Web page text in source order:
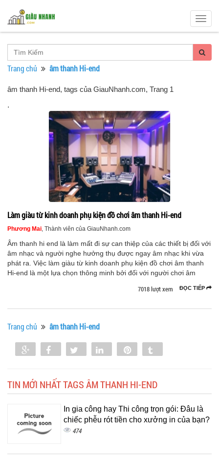
Trang chủ âm thanh Hi-end
âm thanh Hi-end, tags của GiauNhanh.com, Trang 1
.
Làm giàu từ kinh doanh phụ kiện đồ chơi âm thanh Hi-end
Phương Mai, Thành viên của GiauNhanh.com
Âm thanh hi end là làm mất đi sự can thiệp của các thiết bị đối với
âm nhạc và người nghe hưởng thụ được ngay âm nhạc khi vừa
phát ra. Việc làm giàu từ kinh doanh phụ kiện đồ chơi âm thanh
Hi-end là một lựa chọn thông minh bởi đối với người chơi âm
ĐỌC TIẾP
7018 lượt xem
Trang chủ âm thanh Hi-end
Share Share Tweet Share
TIN MỚI NHẤT TAGS ÂM THANH HI-END
In gia công hay Thi công trọn gói: Đâu là
chiếc phễu rót tiền cho xưởng in của bạn?
474